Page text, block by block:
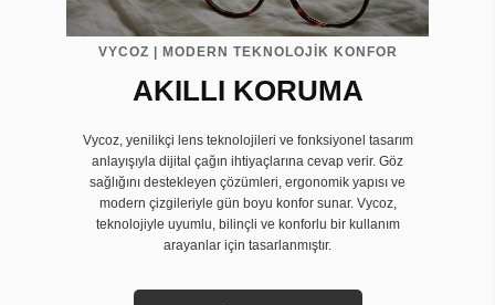
VYCOZ | MODERN TEKNOLOJİK KONFOR
AKILLI KORUMA
Vycoz, yenilikçi lens teknolojileri ve fonksiyonel tasarım
anlayışıyla dijital çağın ihtiyaçlarına cevap verir. Göz
sağlığını destekleyen çözümleri, ergonomik yapısı ve
modern çizgileriyle gün boyu konfor sunar. Vycoz,
teknolojiyle uyumlu, bilinçli ve konforlu bir kullanım
arayanlar için tasarlanmıştır.